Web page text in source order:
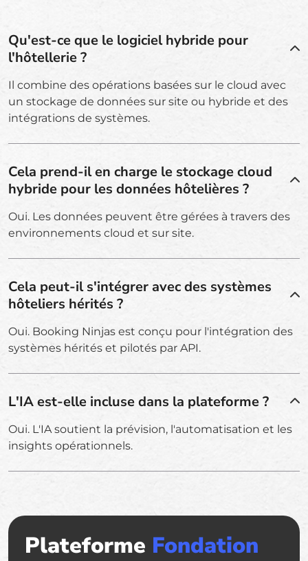
Qu'est-ce que le logiciel hybride pour
l'hôtellerie ?
Il combine des opérations basées sur le cloud avec
un stockage de données sur site ou hybride et des
intégrations de systèmes.
Cela prend-il en charge le stockage cloud
hybride pour les données hôtelières ?
Oui. Les données peuvent être gérées à travers des
environnements cloud et sur site.
Cela peut-il s'intégrer avec des systèmes
hôteliers hérités ?
Oui. Booking Ninjas est conçu pour l'intégration des
systèmes hérités et pilotés par API.
L'IA est-elle incluse dans la plateforme ?
Oui. L'IA soutient la prévision, l'automatisation et les
insights opérationnels.
Plateforme Fondation